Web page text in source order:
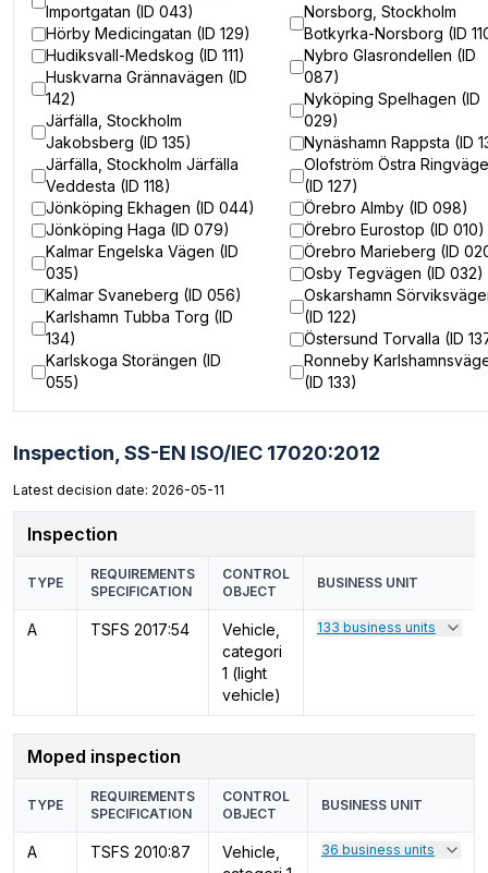
Importgatan (ID 043)
Hörby Medicingatan (ID 129)
Hudiksvall-Medskog (ID 111)
Huskvarna Grännavägen (ID
142)
Järfälla, Stockholm
Jakobsberg (ID 135)
Järfälla, Stockholm Järfälla
Veddesta (ID 118)
Jönköping Ekhagen (ID 044)
Jönköping Haga (ID 079)
Kalmar Engelska Vägen (ID
035)
Kalmar Svaneberg (ID 056)
Karlshamn Tubba Torg (ID
134)
Karlskoga Storängen (ID
055)
Norsborg, Stockholm
Botkyrka-Norsborg (ID
Nybro Glasrondellen (ID
087)
Nyköping Spelhagen (ID
029)
Nynäshamn Rappsta (ID
Olofström Östra
(ID 127)
Örebro Almby (ID 098)
Örebro Eurostop (ID 010)
Örebro Marieberg (ID
Osby Tegvägen (ID 032)
Oskarshamn
(ID 122)
Östersund Torvalla (ID
Ronneby
(ID 133)
Inspection, SS-EN ISO/IEC 17020:2012
Latest decision date: 2026-05-11
Inspection
TYPE
REQUIREMENTS
SPECIFICATION
CONTROL
OBJECT
BUSINESS UNIT
A TSFS 2017:54
Vehicle,
categori
1 (light
vehicle)
133 business units
Moped inspection
TYPE
REQUIREMENTS
SPECIFICATION
CONTROL
OBJECT
BUSINESS UNIT
A TSFS 2010:87
Vehicle,
36 business units